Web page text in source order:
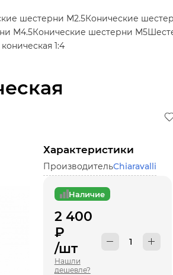
шестерни М2.5Конические
М4.5Конические шестерни М5
1:4
Характеристики
ПроизводительChiaravalli
Наличие
2 400
₽
/шт
Нашли
дешевле?